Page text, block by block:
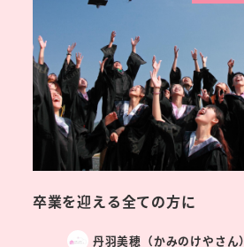
卒業を迎える全ての方に
丹羽美穂（かみのけやさん）